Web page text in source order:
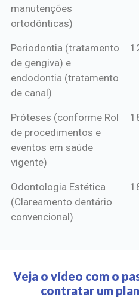
manutenções
ortodônticas)
Periodontia (tratamento
de gengiva) e
endodontia (tratamento
de canal)
Próteses (conforme Rol
de procedimentos e
eventos em saúde
vigente)
Odontologia Estética
(Clareamento dentário
convencional)
Veja o vídeo com o
contratar um